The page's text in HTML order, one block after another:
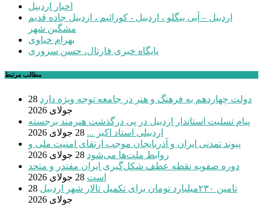
اخبار اردبیل
اردبیل – آبی بیگلو ، اردبیل - کورائیم ، اردبیل جاده قدیم
مشگین شهر
بهرام خیاوی
پایگاه خبری قارتال، حسن سروری
مطالب مرتبط
دولت چهاردهم به فرهنگ و هنر در جامعه توجه ویژه دارد 28
جولای 2026
پیام تسلیت استاندار اردبیل در پی درگذشت هنرمند برجسته
اردبیلی استاد اکبر ... 28 جولای 2026
پیوند تمدنی ایران و آذربایجان موجب ارتقای امنیت ملی و
روابط ملت‌ها می‌شود 28 جولای 2026
دوره صفویه نقطه عطف شکل‌گیری ایران مقتدر و متحد
است 28 جولای 2026
تامین ۲۳۰میلیارد تومان برای تکمیل تالار شهر اردبیل
28
جولای 2026